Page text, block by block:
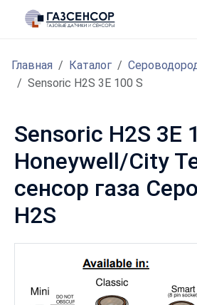
Главная Каталог
Sensoric H2S 3E 100 S
Sensoric H2S 3E
Honeywell/City
сенсор газа
H2S